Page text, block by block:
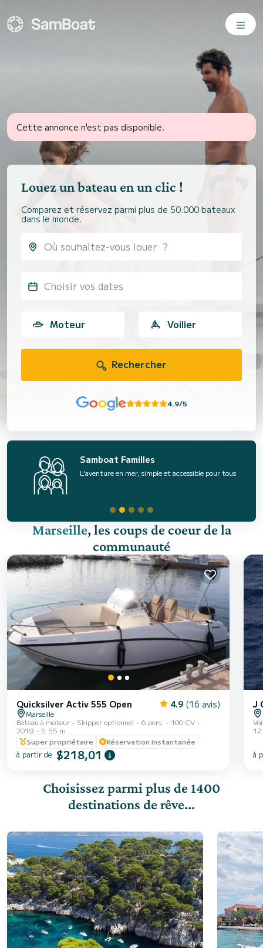
Cette annonce n'est pas disponible.
Louez un bateau en un clic !
Comparez et réservez parmi plus de 50.000 bateaux
dans le monde.
Choisir vos dates
Moteur Voilier
Rechercher
4.9/5
Samboat Familles
L’aventure en mer, simple et accessible pour tous
Marseille, les coups de coeur de la
communauté
Quicksilver Activ 555 Open 4.9 (16 avis)
Marseille
Bateau à moteur
Skipper optionnel 6 pers.
100 CV
2019
5.55 m
Super propriétaire
Réservation instantanée
à partir de $218,01
J
à
Choisissez parmi plus de 1400
destinations de rêve...